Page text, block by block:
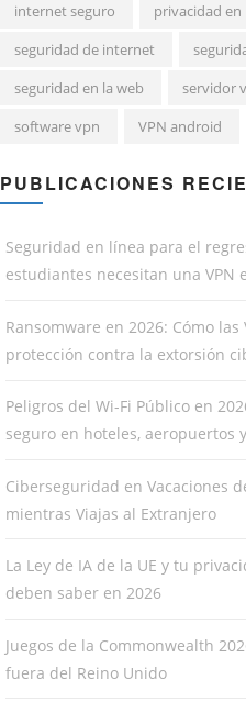
internet seguro
privacidad
seguridad de internet
seguridad en la web
servidor
software vpn
VPN android
PUBLICACIONES
Seguridad en línea para el
estudiantes necesitan una VPN
Ransomware en 2026: Cómo
protección contra la extorsión
Peligros del Wi-Fi Público en
seguro en hoteles, aeropuertos
Ciberseguridad en Vacaciones
mientras Viajas al Extranjero
La Ley de IA de la UE y tu
deben saber en 2026
Juegos de la Commonwealth
fuera del Reino Unido